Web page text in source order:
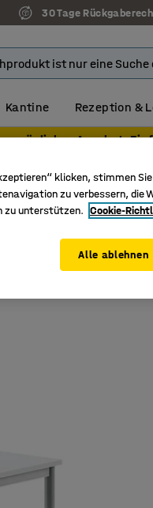
30 Tage
Kantine Rezeption &
Angebot.
klicken, stimmen
zu verbessern, die
zu unterstützen. Cookie-
Alle ablehnen